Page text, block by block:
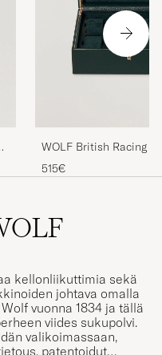
WOLF British Racing
Piece Watch Box
515€
kellonliikuttimia sekä
johtava omalla
vuonna 1834 ja tällä
viides sukupolvi.
valikoimassaan,
patentoidut